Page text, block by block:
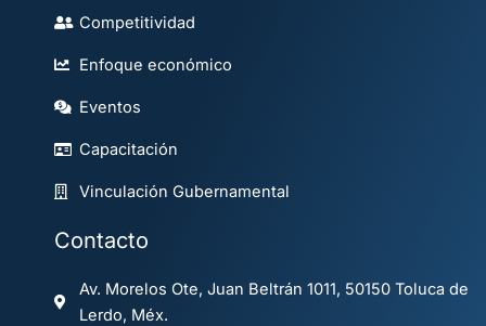
Competitividad
Enfoque económico
Eventos
Capacitación
Vinculación Gubernamental
Contacto
Av. Morelos Ote, Juan Beltrán 1011, 50150 Toluca de
Lerdo, Méx.